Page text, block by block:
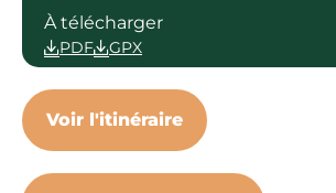
À télécharger
PDF GPX
Voir l'itinéraire